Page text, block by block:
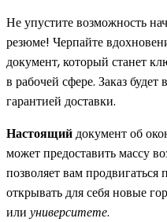
Не упустите возможность
резюме! Черпайте
документ, который станет
в рабочей сфере. Заказ
гарантией доставки.
Настоящийдокумент об
может предоставить массу
позволяет вам
открывать для себя новые
или университете.